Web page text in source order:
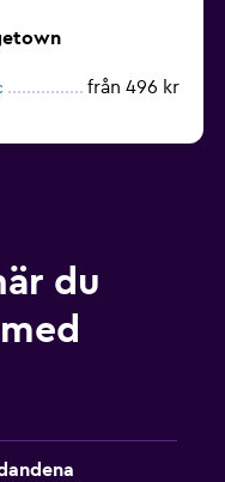
från 496 kr
du